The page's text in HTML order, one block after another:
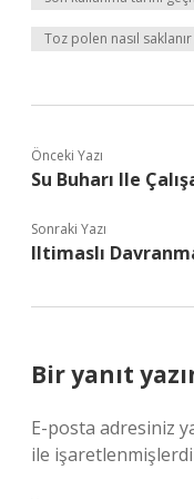
Toz polen nasıl saklanır
Önceki Yazı
Su Buharı Ile
Sonraki Yazı
Iltimaslı
Bir yanıt
E-posta adresiniz
ile